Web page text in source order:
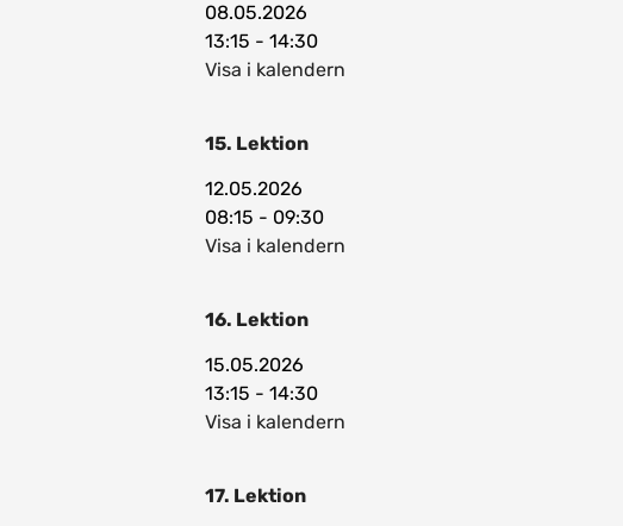
08.05.2026
13:15 - 14:30
Visa i kalendern
15. Lektion
12.05.2026
08:15 - 09:30
Visa i kalendern
16. Lektion
15.05.2026
13:15 - 14:30
Visa i kalendern
17. Lektion